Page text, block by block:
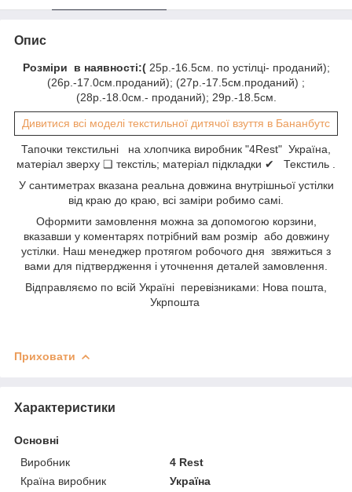
Опис
Розміри в наявності:( 25р.-16.5см. по устілці- проданий);
(26р.-17.0см.проданий); (27р.-17.5см.проданий) ;
(28р.-18.0см.- проданий); 29р.-18.5см.
Дивитися всі моделі текстильної дитячої взуття в Бананбутс
Тапочки текстильні на хлопчика виробник "4Rest" Україна,
матеріал зверху ❑ текстіль; матеріал підкладки ✔ Текстиль .
У сантиметрах вказана реальна довжина внутрішньої устілки
від краю до краю, всі заміри робимо самі.
Оформити замовлення можна за допомогою корзини,
вказавши у коментарях потрібний вам розмір або довжину
устілки. Наш менеджер протягом робочого дня звяжиться з
вами для підтвердження і уточнення деталей замовлення.
Відправляємо по всій Україні перевізниками: Нова пошта,
Укрпошта
Приховати
Характеристики
Основні
Виробник
4 Rest
Країна виробник
Україна